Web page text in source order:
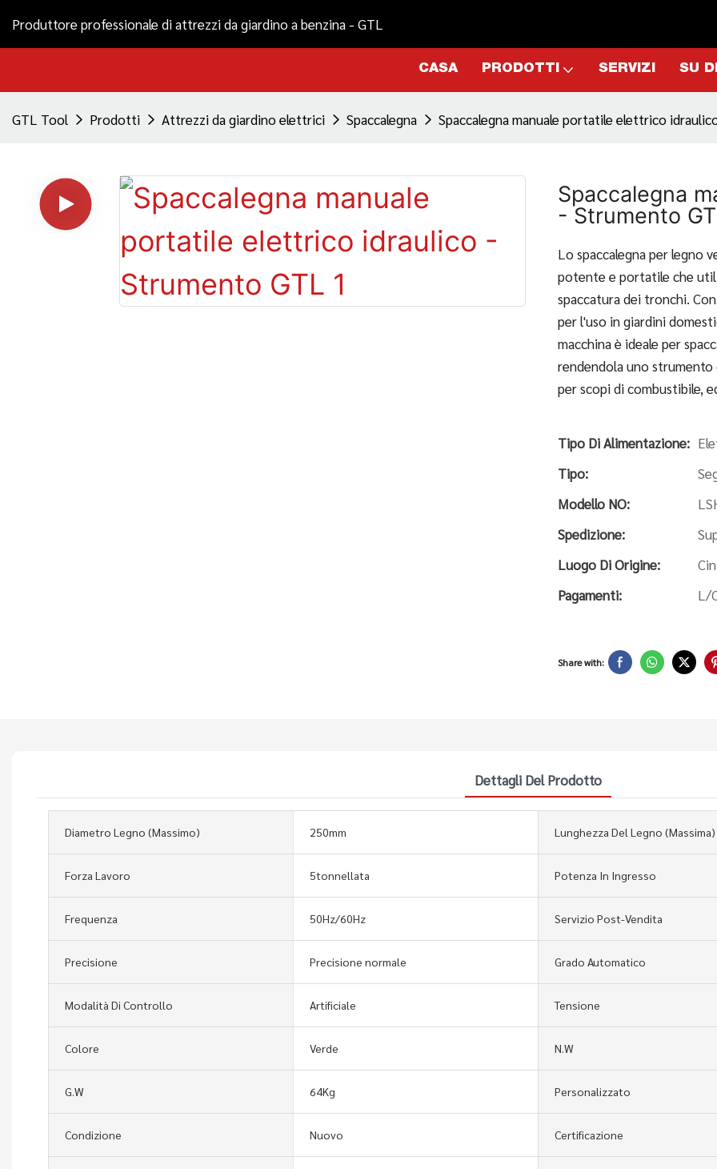
Produttore professionale di attrezzi da giardino a benzina - GTL
CASA PRODOTTI SERVIZI SU
GTL Tool Prodotti Attrezzi da giardino elettrici Spaccalegna Spaccalegna manuale portatile elettrico
Spaccalegna
- Strumento
Lo spaccalegna per legno
potente e portatile che
spaccatura dei tronchi.
per l'uso in giardini
macchina è ideale per
rendendola uno
per scopi di combustibile,
Tipo Di Alimentazione:
Tipo:
Modello NO:
Spedizione:
Luogo Di Origine:
Pagamenti:
L/
Share with:
Dettagli Del Prodotto
Diametro Legno (massimo) 250mm Lunghezza Del Legno (massima)
Forza Lavoro 5tonnellata Potenza In Ingresso
Frequenza 50Hz/60Hz Servizio Post-Vendita
Precisione Precisione normale Grado Automatico
Modalità Di Controllo Artificiale Tensione
Colore Verde N.W
G.W 64Kg Personalizzato
Condizione Nuovo Certificazione